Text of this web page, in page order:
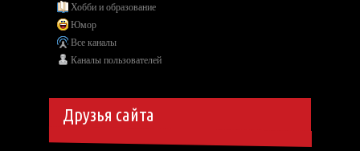
Хобби и образование
Юмор
Все каналы
Каналы пользователей
Друзья сайта